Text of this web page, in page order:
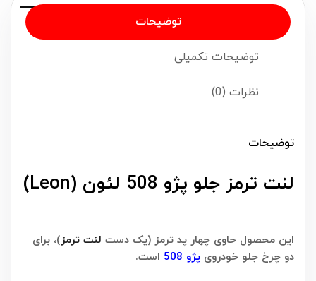
توضیحات
توضیحات تکمیلی
نظرات (0)
توضیحات
لنت ترمز جلو پژو 508 لئون (Leon)
این محصول حاوی چهار پد ترمز (یک دست لنت ترمز)، برای
دو چرخ جلو خودروی پژو 508 است.